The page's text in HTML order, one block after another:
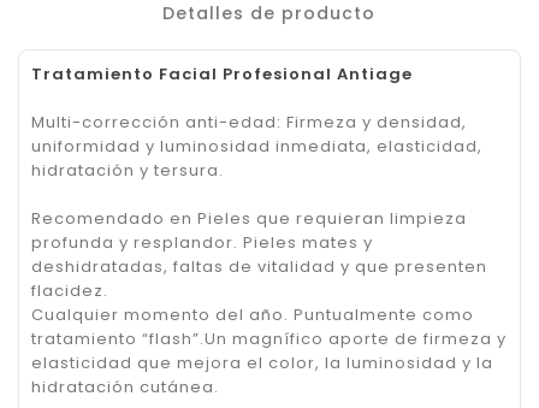
Detalles de producto
Tratamiento Facial Profesional Antiage
Multi-corrección anti-edad: Firmeza y densidad,
uniformidad y luminosidad inmediata, elasticidad,
hidratación y tersura.
Recomendado en Pieles que requieran limpieza
profunda y resplandor. Pieles mates y
deshidratadas, faltas de vitalidad y que presenten
flacidez.
Cualquier momento del año. Puntualmente como
tratamiento “flash”.Un magnífico aporte de firmeza y
elasticidad que mejora el color, la luminosidad y la
hidratación cutánea.